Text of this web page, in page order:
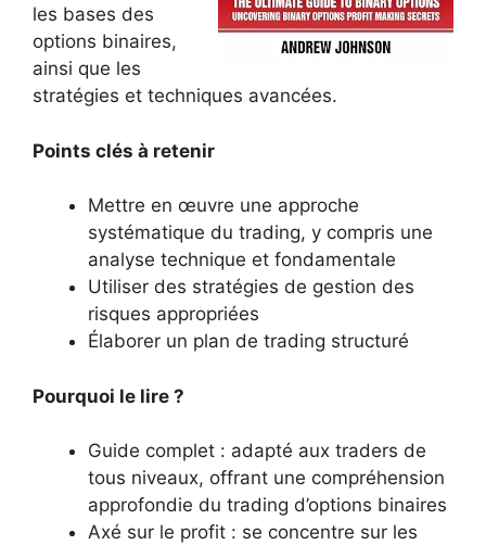
les bases des
options binaires,
ainsi que les
stratégies et techniques avancées.
Points clés à retenir
Mettre en œuvre une approche
systématique du trading, y compris une
analyse technique et fondamentale
Utiliser des stratégies de gestion des
risques appropriées
Élaborer un plan de trading structuré
Pourquoi le lire ?
Guide complet : adapté aux traders de
tous niveaux, offrant une compréhension
approfondie du trading d’options binaires
Axé sur le profit : se concentre sur les